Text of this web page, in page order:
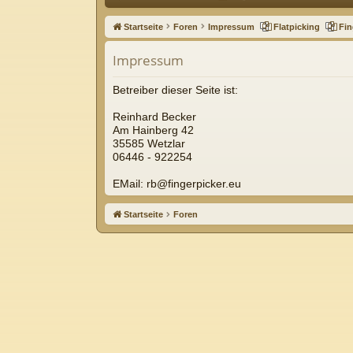
ne
llz
ug
riff
Startseite Foren Impressum Flatpicking
Impressum
Betreiber dieser Seite ist:
Reinhard Becker
Am Hainberg 42
35585 Wetzlar
06446 - 922254
EMail: rb@fingerpicker.eu
Startseite Foren